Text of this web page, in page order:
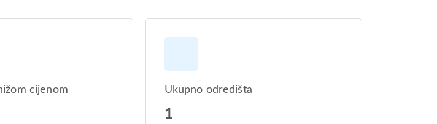
cijenom Ukupno odredišta
1